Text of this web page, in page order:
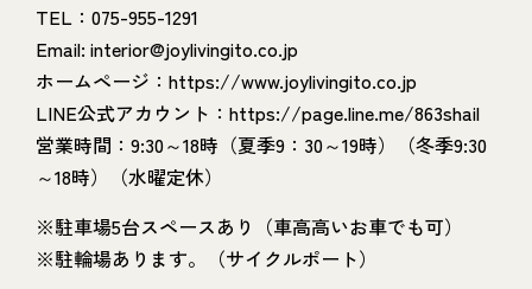
TEL：075-955-1291
Email: interior@joylivingito.co.jp
ホームページ：https://www.joylivingito.co.jp
LINE公式アカウント：https://page.line.me/863shail
営業時間：9:30～18時（夏季9：30～19時）（冬季9:30
～18時）（水曜定休）
※駐車場5台スペースあり（車高高いお車でも可）
※駐輪場あります。（サイクルポート）